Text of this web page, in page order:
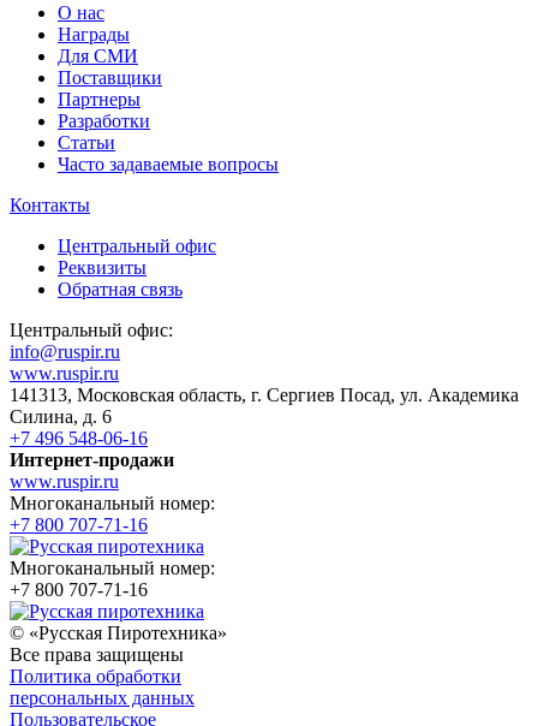
О нас
Награды
Для СМИ
Поставщики
Партнеры
Разработки
Статьи
Часто задаваемые вопросы
Контакты
Центральный офис
Реквизиты
Обратная связь
Центральный офис:
info@ruspir.ru
www.ruspir.ru
141313, Московская область, г. Сергиев Посад, ул. Академика
Силина, д. 6
+7 496 548-06-16
Интернет-продажи
www.ruspir.ru
Многоканальный номер:
+7 800 707-71-16
Многоканальный номер:
+7 800 707-71-16
© «Русская Пиротехника»
Все права защищены
Политика обработки
персональных данных
Пользовательское